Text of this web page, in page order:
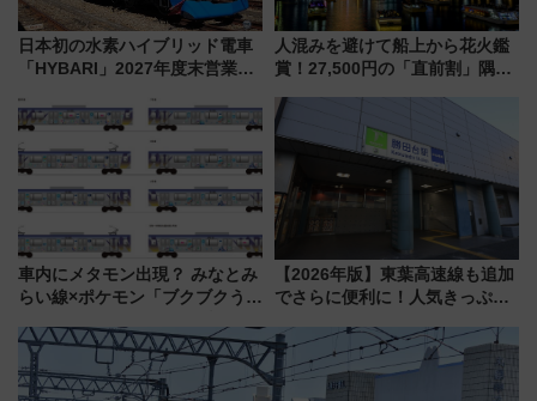
日本初の水素ハイブリッド電車
「HYBARI」2027年度末営業運
で水素利活用が加速
人混みを避けて船上から花火鑑
賞！27,500円の「直前割」隅田
メも持ち込みOK
車内にメタモン出現？ みなとみ
らい線×ポケモン「ブクブクうみ
行開始に！ この夏は直通列車で
横浜へ！
【2026年版】東葉高速線も追加
でさらに便利に！人気きっぷ
今年も発売 秋・早春に千葉県を
巡るなら使い勝手・コスパ抜群